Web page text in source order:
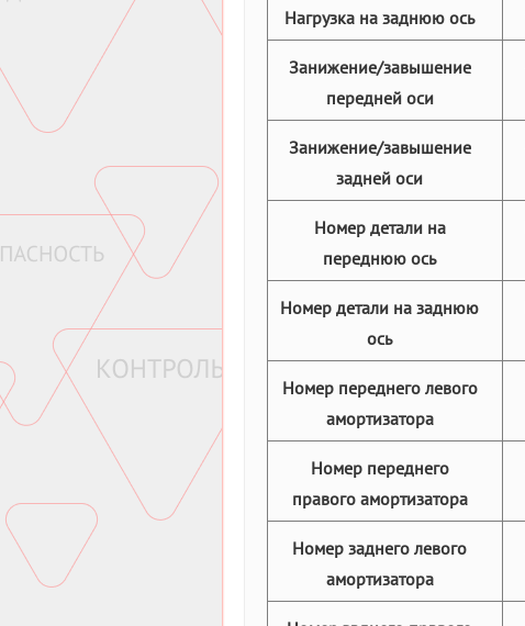
Нагрузка на заднюю ось
Занижение/завышение
передней оси
Занижение/завышение
задней оси
Номер детали на
переднюю ось
Номер детали на заднюю
ось
Номер переднего левого
амортизатора
Номер переднего
правого амортизатора
Номер заднего левого
амортизатора